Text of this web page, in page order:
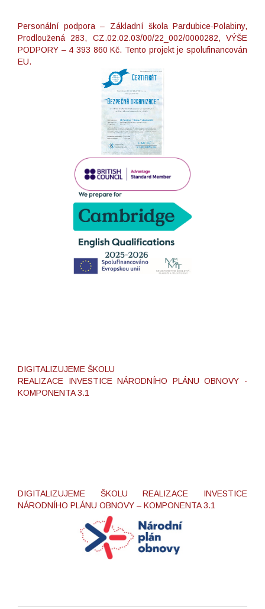
Personální podpora – Základní škola Pardubice-Polabiny,
Prodloužená 283, CZ.02.02.03/00/22_002/0000282, VÝŠE
PODPORY – 4 393 860 Kč. Tento projekt je spolufinancován
EU.
DIGITALIZUJEME ŠKOLU
REALIZACE INVESTICE NÁRODNÍHO PLÁNU OBNOVY -
KOMPONENTA 3.1
DIGITALIZUJEME ŠKOLU REALIZACE INVESTICE
NÁRODNÍHO PLÁNU OBNOVY – KOMPONENTA 3.1